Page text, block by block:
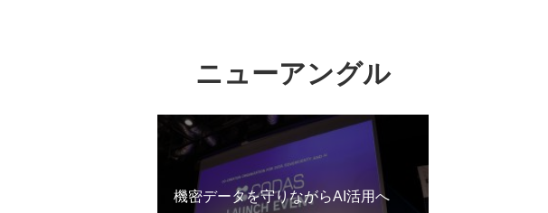
ニューアングル
機密データを守りながらAI活用へ